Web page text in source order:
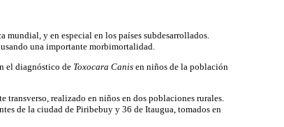
y en especial en los países subdesarrollados.
una importante morbimortalidad.
el diagnóstico de Toxocara Canis en niños de la población
realizado en niños en dos poblaciones rurales.
de la ciudad de Piribebuy y 36 de Itaugua, tomados en